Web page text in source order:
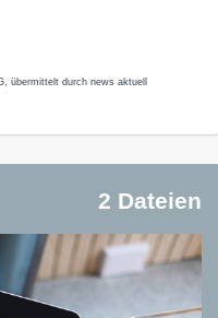
übermittelt durch news aktuell
2 Dateien